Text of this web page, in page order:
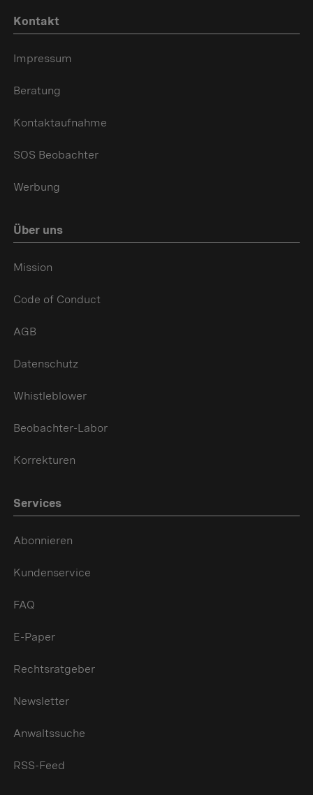
Kontakt
Impressum
Beratung
Kontaktaufnahme
SOS Beobachter
Werbung
Über uns
Mission
Code of Conduct
AGB
Datenschutz
Whistleblower
Beobachter-Labor
Korrekturen
Services
Abonnieren
Kundenservice
FAQ
E-Paper
Rechtsratgeber
Newsletter
Anwaltssuche
RSS-Feed